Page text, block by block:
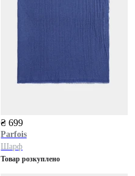
₴ 699
Parfois
Шарф
Товар розкуплено